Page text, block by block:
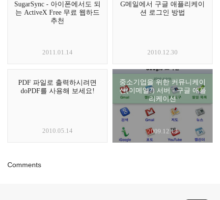
SugarSync - 아이폰에서도 되
는 ActiveX Free 무료 웹하드
추천
2011.01.14
G메일에서 구글 애플리케이
션 로그인 방법
2010.12.30
PDF 파일로 출력하시려면
doPDF를 사용해 보세요!
2010.05.14
중소기업을 위한 커뮤니케이
션(이메일?) 서버 - 구글 애플
리케이션
2009.12.13
Comments